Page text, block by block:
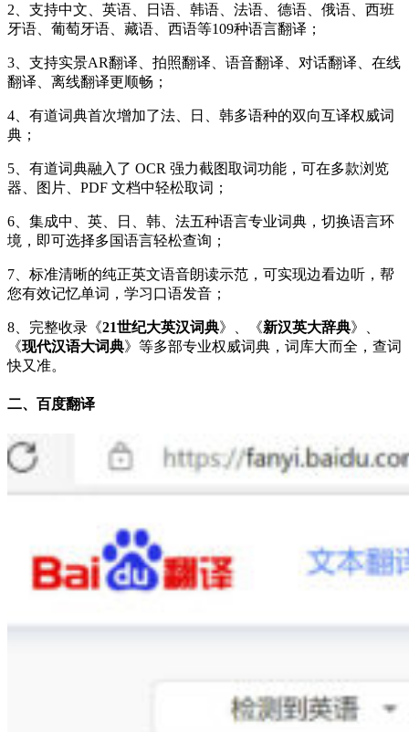
2、支持中文、英语、日语、韩语、法语、德语、俄语、西班
牙语、葡萄牙语、藏语、西语等109种语言翻译；
3、支持实景AR翻译、拍照翻译、语音翻译、对话翻译、在线
翻译、离线翻译更顺畅；
4、有道词典首次增加了法、日、韩多语种的双向互译权威词
典；
5、有道词典融入了 OCR 强力截图取词功能，可在多款浏览
器、图片、PDF 文档中轻松取词；
6、集成中、英、日、韩、法五种语言专业词典，切换语言环
境，即可选择多国语言轻松查询；
7、标准清晰的纯正英文语音朗读示范，可实现边看边听，帮
您有效记忆单词，学习口语发音；
8、完整收录《21世纪大英汉词典》、《新汉英大辞典》、
《现代汉语大词典》等多部专业权威词典，词库大而全，查词
快又准。
二、百度翻译